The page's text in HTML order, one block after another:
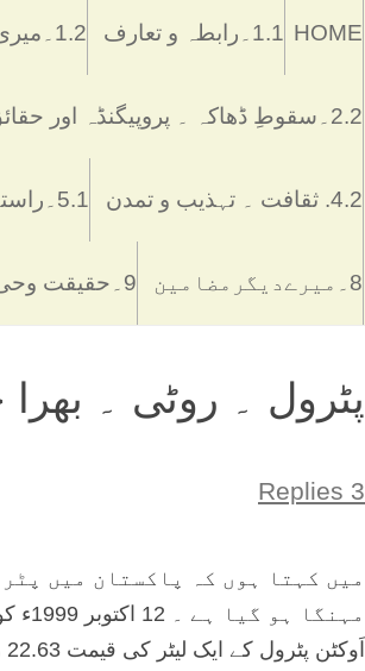
HOME 1.1۔رابطہ و تعارف 1.2۔میری امّی
2.2۔سقوطِ ڈھاکہ ۔ پروپیگنڈہ اور حقائق
4.2. ثقافت ۔ تہذیب و تمدن 5.1۔راستہ صرف ایک
8۔میرےدیگرمضامین 9۔حقیقت وحی
پٹرول ۔ روٹی ۔
3 Replies
میں کہتا ہوں کہ پاکستان میں